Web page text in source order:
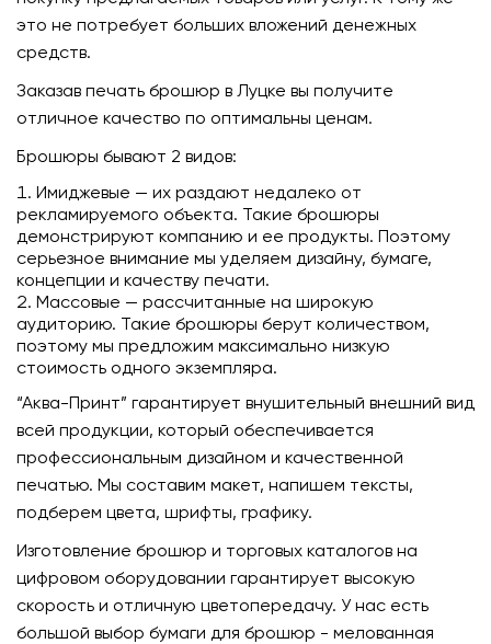
это не потребует больших вложений денежных
средств.
Заказав печать брошюр в Луцке вы получите
отличное качество по оптимальны ценам.
Брошюры бывают 2 видов:
Имиджевые — их раздают недалеко от
рекламируемого объекта. Такие брошюры
демонстрируют компанию и ее продукты. Поэтому
серьезное внимание мы уделяем дизайну, бумаге,
концепции и качеству печати.
Массовые — рассчитанные на широкую
аудиторию. Такие брошюры берут количеством,
поэтому мы предложим максимально низкую
стоимость одного экземпляра.
“Аква-Принт” гарантирует внушительный внешний вид
всей продукции, который обеспечивается
профессиональным дизайном и качественной
печатью. Мы составим макет, напишем тексты,
подберем цвета, шрифты, графику.
Изготовление брошюр и торговых каталогов на
цифровом оборудовании гарантирует высокую
скорость и отличную цветопередачу. У нас есть
большой выбор бумаги для брошюр - мелованная